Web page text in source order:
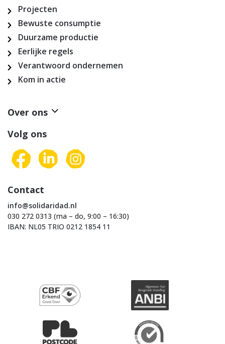
Projecten
Bewuste consumptie
Duurzame productie
Eerlijke regels
Verantwoord ondernemen
Kom in actie
Over ons
Volg ons
Contact
info@solidaridad.nl
030 272 0313 (ma – do, 9:00 – 16:30)
IBAN: NL05 TRIO 0212 1854 11